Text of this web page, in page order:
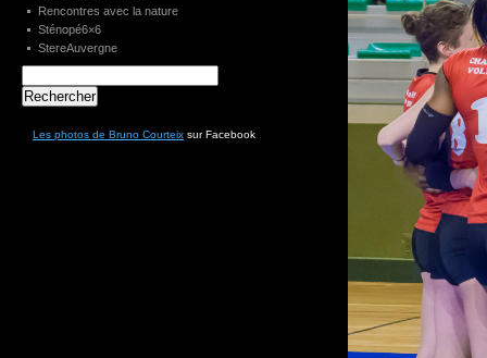
Rencontres avec la nature
Sténopé6×6
StereAuvergne
Les photos de Bruno Courteix sur Facebook